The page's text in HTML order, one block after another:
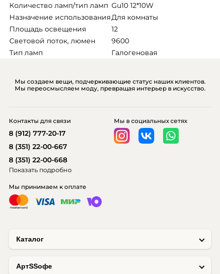
Количество ламп/тип ламп Gu10 12*10W
Назначение использования Для комнаты
Площадь освещения
12
Световой поток, люмен
9600
Тип ламп
Галогеновая
Мы создаем вещи, подчеркивающие статус наших клиентов.
Мы переосмысляем моду, превращая интерьер в искусство.
Каталог
AртSSофе
Мы принимаем к оплате
Мы в социальных сетях
Контакты для связи
8 (912) 777-20-17
8 (351) 22-00-667
8 (351) 22-00-668
Показать подробно